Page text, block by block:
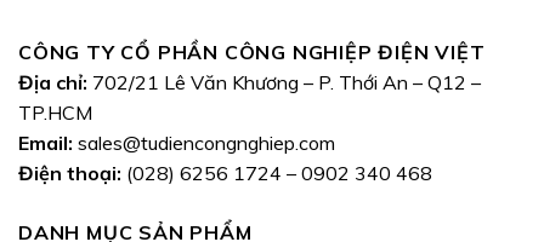
CÔNG TY CỔ PHẦN CÔNG NGHIỆP ĐIỆN VIỆT
Địa chỉ: 702/21 Lê Văn Khương – P. Thới An – Q12 –
TP.HCM
Email: sales@tudiencongnghiep.com
Điện thoại: (028) 6256 1724 – 0902 340 468
DANH MỤC SẢN PHẨM